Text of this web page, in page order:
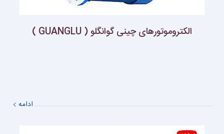
الکتروموتورهای چینی گوانگلو ( GUANGLU )
ادامه